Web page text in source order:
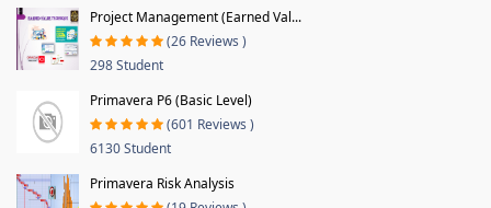
Project Management (Earned Val...
(26 Reviews )
298 Student
Primavera P6 (Basic Level)
(601 Reviews )
6130 Student
Primavera Risk Analysis